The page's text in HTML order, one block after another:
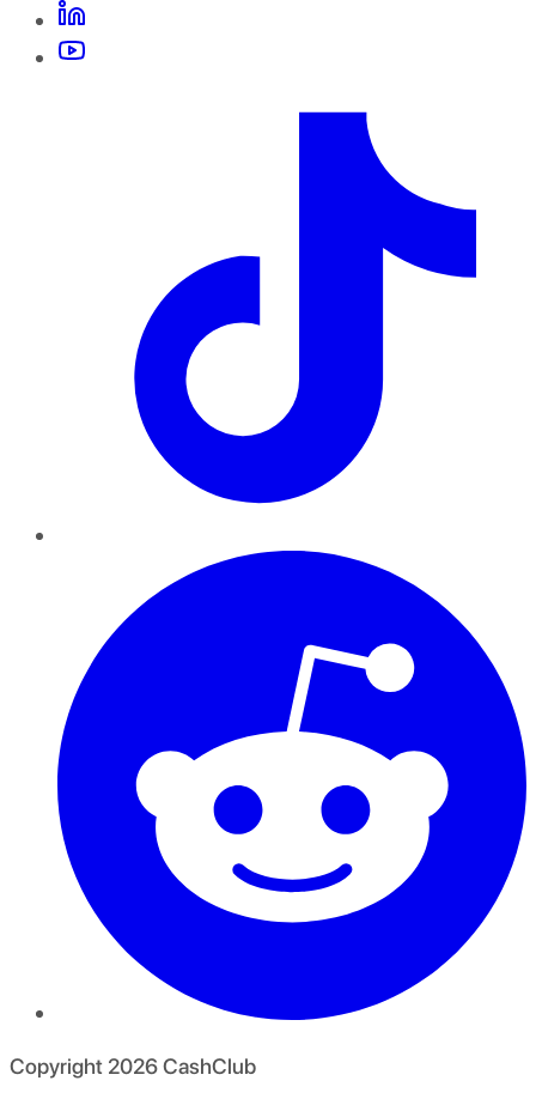
Copyright 2026CashClub